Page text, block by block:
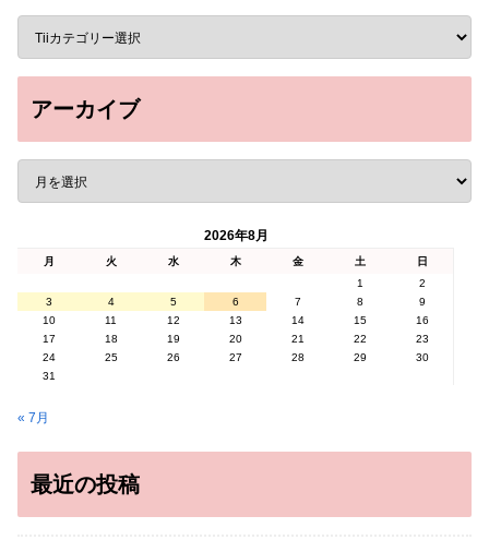
アーカイブ
2026年8月
月 火 水 木 金 土
日
1
2
3
4 5 6 7 8
9
10
11 12 13 14 15
16
17
18 19 20 21 22
23
24
25 26 27 28 29
30
31
« 7月
最近の投稿